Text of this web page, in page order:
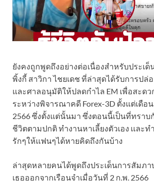
ยังคงถูกพูดถึงอย่างต่อเนื่องสำหรับประเด็
พิ้งกี้ สาวิกา ไชยเดช ที่ล่าสุดได้รับการปล่
และศาลอนุมัติให้ปลดกำไล EM เพื่อสะด
ระหว่างพิจารณาคดี Forex-3D ตั้งแต่เดื
2566 ซึ่งตั้งแต่นั้นมา ซึ่งตอนนี้เป็นที่ทราบ
ชีวิตตามปกติ ทำงานหาเลี้ยงตัวเอง เเละ
รักๆให้เเฟนๆได้หายคิดถึงกันบ้าง
ล่าสุดหลายคนได้พูดถึงประเด็นการสัมภ
เธอออกจากเรือนจำเมื่อวันที่ 2 ก.พ. 2566